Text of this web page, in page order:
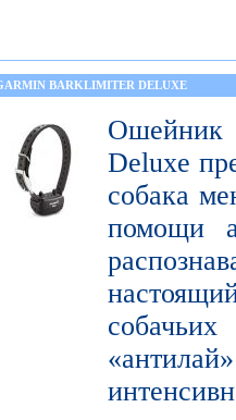
BARKLIMITER DELUXE
Deluxe
собака
помощи